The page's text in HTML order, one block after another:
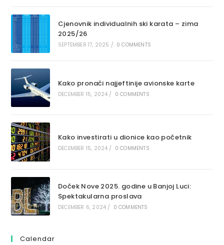
Cjenovnik individualnih ski karata – zima
2025/26
SEPTEMBER 17, 2025 / 0 COMMENTS
Kako pronaći najjeftinije avionske karte
DECEMBER 15, 2024 / 0 COMMENTS
Kako investirati u dionice kao početnik
DECEMBER 15, 2024 / 0 COMMENTS
Doček Nove 2025. godine u Banjoj Luci:
Spektakularna proslava
DECEMBER 6, 2024 / 0 COMMENTS
Calendar